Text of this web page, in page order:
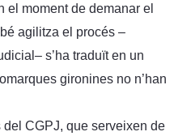
el moment de demanar el
agilitza el procés –
s’ha traduït en un
gironines no n’han
CGPJ, que serveixen de